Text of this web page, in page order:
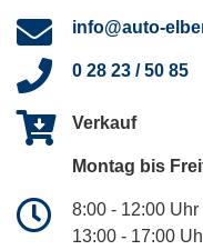
info@auto-
0 28 23 / 50 85
Verkauf
Montag bis
8:00 - 12:00 Uhr
13:00 - 17:00